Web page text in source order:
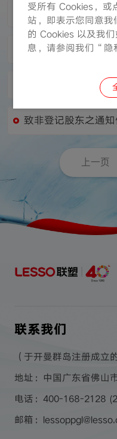
截至2024年11月30
发行人的证券变动
截至2024年10月31
截至2024年9月30
行人的证券变动月
致非登记股东之通
条—中期报告2024
上一页
联系我们
（于开曼群岛注册成立
地址：中国广东省佛山
电话：400-168-2128
邮箱：
受所有 Cookies，
站，即表示您同意我
的 Cookies 以及我
息，请参阅我们“隐